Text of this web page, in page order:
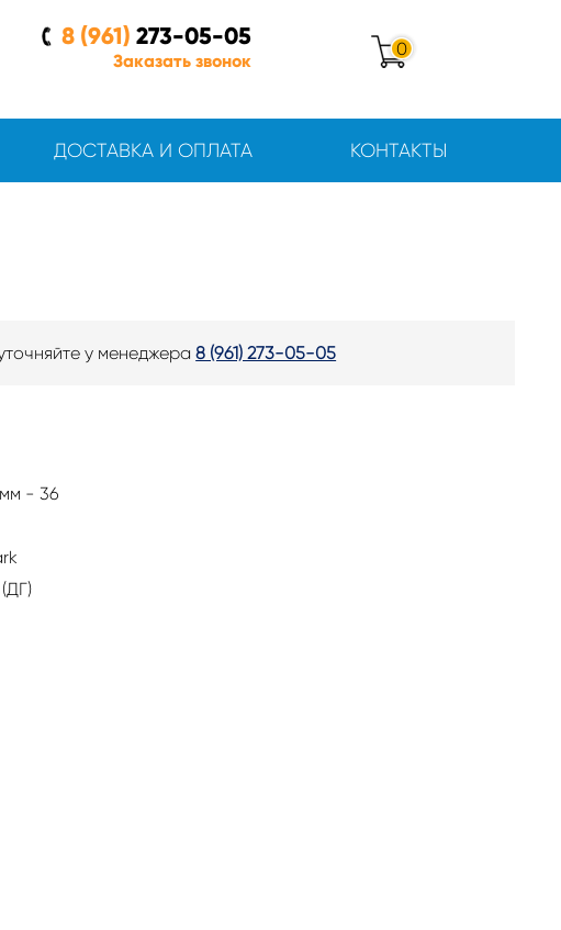
8 (961) 273-05-05
Заказать звонок
0
ДОСТАВКА И ОПЛАТА КОНТАКТЫ
у менеджера8 (961) 273-05-05
- 36